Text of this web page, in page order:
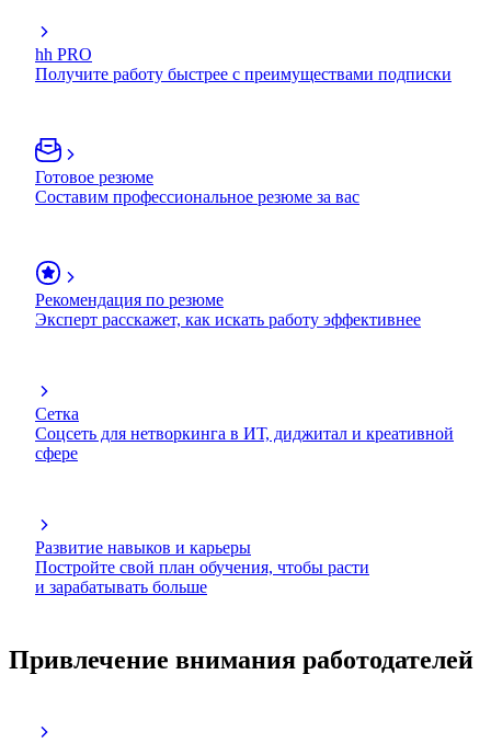
hh PRO
Получите работу быстрее с преимуществами подписки
Готовое резюме
Составим профессиональное резюме за вас
Рекомендация по резюме
Эксперт расскажет, как искать работу эффективнее
Сетка
Соцсеть для нетворкинга в ИТ, диджитал и креативной
сфере
Развитие навыков и карьеры
Постройте свой план обучения, чтобы расти
и зарабатывать больше
Привлечение внимания работодателей